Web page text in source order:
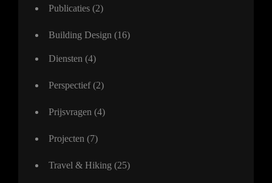
Publicaties (2)
Building Design (16)
Diensten (4)
Perspectief(2)
Prijsvragen (4)
Projecten (7)
Travel & Hiking (25)